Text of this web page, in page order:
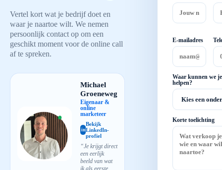
Vertel kort wat je bedrijf doet en
waar je naartoe wilt. We nemen
persoonlijk contact op om een
geschikt moment voor de online call
af te spreken.
Michael
Groeneweg
Eigenaar &
online
marketeer
in
Bekijk
LinkedIn-
profiel
“Je krijgt direct
een eerlijk
beeld van wat
ik als eerste
E-mailadres
Waar kunnen we je
helpen?
Korte toelichting